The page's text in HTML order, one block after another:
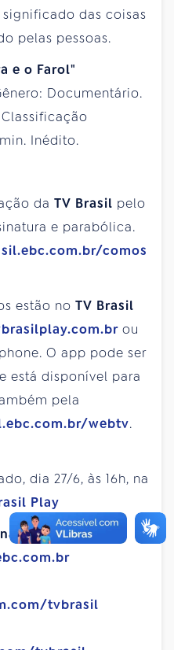
das coisas
pelas pessoas.
e o Farol"
Documentário.
Inédito.
da TV Brasil pelo
e parabólica.
comos
estão no TV Brasil
ou
O app pode ser
está disponível para
pela
webtv.
dia 27/6, às 16h, na
Play
redes sociais
tvbrasil